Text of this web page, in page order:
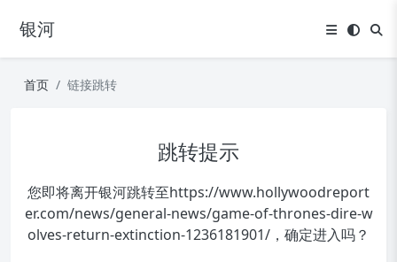
银河
首页 链接跳转
跳转提示
您即将离开银河跳转至https://www.hollywoodreport
er.com/news/general-news/game-of-thrones-dire-w
olves-return-extinction-1236181901/ ，确定进入吗？